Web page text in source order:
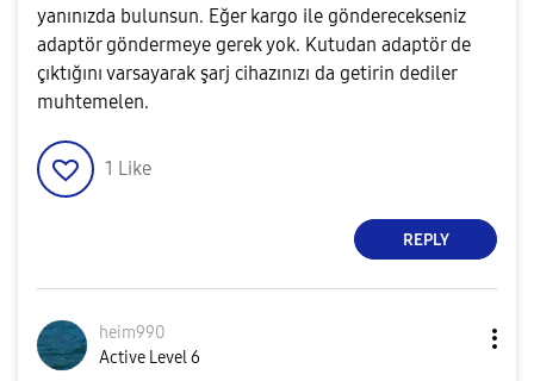
yanınızda bulunsun. Eğer kargo ile gönderecekseniz
adaptör göndermeye gerek yok. Kutudan adaptör de
çıktığını varsayarak şarj cihazınızı da getirin dediler
muhtemelen.
1 Like
REPLY
heim990
Active Level 6